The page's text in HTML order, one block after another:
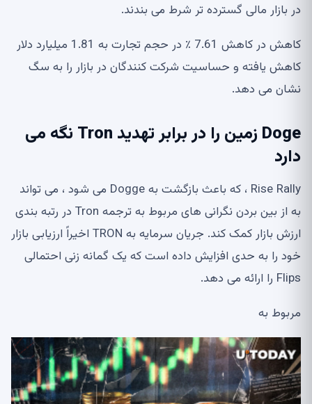
در بازار مالی گسترده تر شرط می بندند.
کاهش در کاهش 7.61 ٪ در حجم تجارت به 1.81 میلیارد دلار
کاهش یافته و حساسیت شرکت کنندگان در بازار را به سگ
نشان می دهد.
Doge زمین را در برابر تهدید Tron نگه می
دارد
Rise Rally ، که باعث بازگشت به Dogge می شود ، می تواند
به از بین بردن نگرانی های مربوط به ترجمه Tron در رتبه بندی
ارزش بازار کمک کند. جریان سرمایه به TRON اخیراً ارزیابی بازار
خود را به حدی افزایش داده است که یک گمانه زنی احتمالی
Flips را ارائه می دهد.
مربوط به